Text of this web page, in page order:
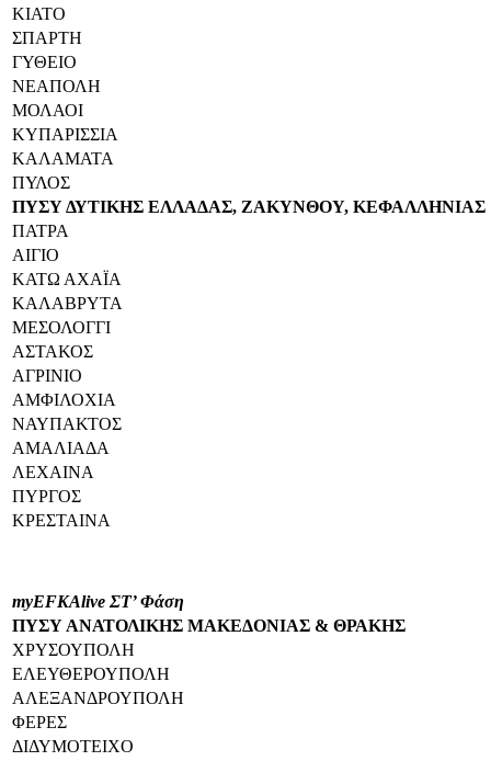
ΚΙΑΤΟ
ΣΠΑΡΤΗ
ΓΥΘΕΙΟ
ΝΕΑΠΟΛΗ
ΜΟΛΑΟΙ
ΚΥΠΑΡΙΣΣΙΑ
ΚΑΛΑΜΑΤΑ
ΠΥΛΟΣ
ΠΥΣΥ ΔΥΤΙΚΗΣ ΕΛΛΑΔΑΣ, ΖΑΚΥΝΘΟΥ,
ΠΑΤΡΑ
ΑΙΓΙΟ
ΚΑΤΩ ΑΧΑЇΑ
ΚΑΛΑΒΡΥΤΑ
ΜΕΣΟΛΟΓΓΙ
ΑΣΤΑΚΟΣ
ΑΓΡΙΝΙΟ
ΑΜΦΙΛΟΧΙΑ
ΝΑΥΠΑΚΤΟΣ
ΑΜΑΛΙΑΔΑ
ΛΕΧΑΙΝΑ
ΠΥΡΓΟΣ
ΚΡΕΣΤΑΙΝΑ
myEFKAlive ΣΤ’ Φάση
ΠΥΣΥ ΑΝΑΤΟΛΙΚΗΣ ΜΑΚΕΔΟΝΙΑΣ & ΘΡΑΚΗΣ
ΧΡΥΣΟΥΠΟΛΗ
ΕΛΕΥΘΕΡΟΥΠΟΛΗ
ΑΛΕΞΑΝΔΡΟΥΠΟΛΗ
ΦΕΡΕΣ
ΔΙΔΥΜΟΤΕΙΧΟ